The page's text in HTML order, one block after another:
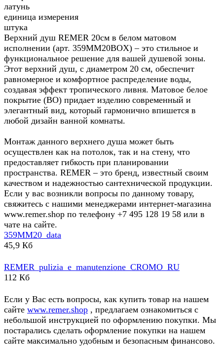
латунь
единица измерения
штука
Верхний душ REMER 20см в белом матовом
исполнении (арт. 359MM20BOX) – это стильное и
функциональное решение для вашей душевой зоны.
Этот верхний душ, с диаметром 20 см, обеспечит
равномерное и комфортное распределение воды,
создавая эффект тропического ливня. Матовое белое
покрытие (BO) придает изделию современный и
элегантный вид, который гармонично впишется в
любой дизайн ванной комнаты.
Монтаж данного верхнего душа может быть
осуществлен как на потолок, так и на стену, что
предоставляет гибкость при планировании
пространства. REMER – это бренд, известный своим
качеством и надежностью сантехнической продукции.
Если у вас возникли вопросы по данному товару,
свяжитесь с нашими менеджерами интернет-магазина
www.remer.shop по телефону +7 495 128 19 58 или в
чате на сайте.
359MM20_data
45,9 Кб
REMER_pulizia_e_manutenzione_CROMO_RU
112 Кб
Если у Вас есть вопросы, как купить товар на нашем
сайте www.remer.shop , предлагаем ознакомиться с
небольшой инструкцией по оформлению покупки. Мы
постарались сделать оформление покупки на нашем
сайте максимально удобным и безопасным финансово.